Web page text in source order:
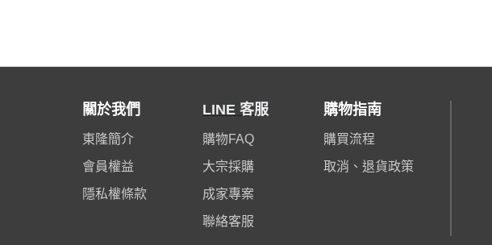
關於我們
東隆簡介
會員權益
隱私權條款
LINE 客服
購物FAQ
大宗採購
成家專案
聯絡客服
購物指南
購買流程
取消、退貨政策